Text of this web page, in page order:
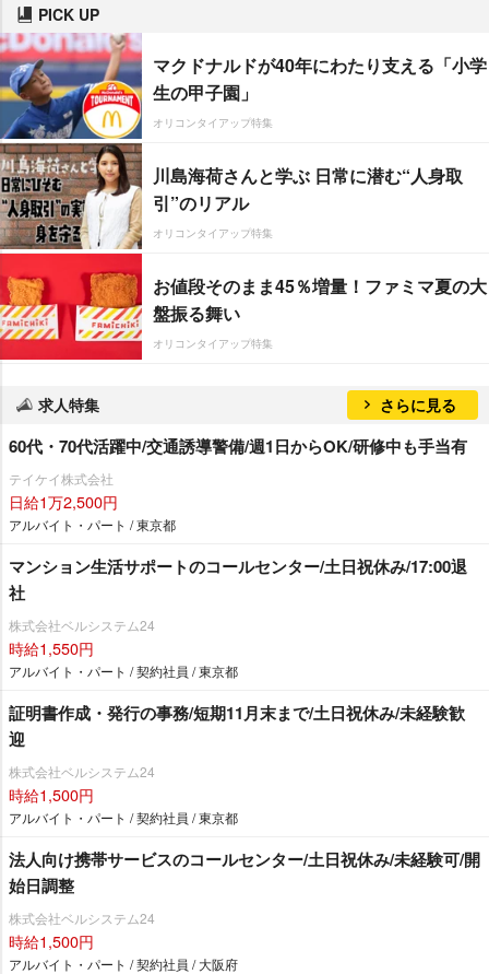
PICK UP
マクドナルドが40年にわたり支える「小学
生の甲子園」
オリコンタイアップ特集
川島海荷さんと学ぶ 日常に潜む“人身取
引”のリアル
オリコンタイアップ特集
お値段そのまま45％増量！ファミマ夏の大
盤振る舞い
オリコンタイアップ特集
求人特集 さらに見る
60代・70代活躍中/交通誘導警備/週1日からOK/研修中も手当有
テイケイ株式会社
日給1万2,500円
アルバイト・パート / 東京都
マンション生活サポートのコールセンター/土日祝休み/17:00退
社
株式会社ベルシステム24
時給1,550円
アルバイト・パート / 契約社員 / 東京都
証明書作成・発行の事務/短期11月末まで/土日祝休み/未経験歓
迎
株式会社ベルシステム24
時給1,500円
アルバイト・パート / 契約社員 / 東京都
法人向け携帯サービスのコールセンター/土日祝休み/未経験可/開
始日調整
株式会社ベルシステム24
時給1,500円
アルバイト・パート / 契約社員 / 大阪府